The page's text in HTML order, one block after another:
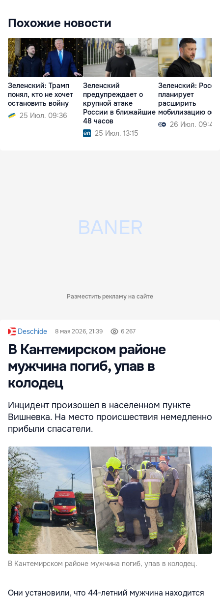
Похожие новости
Зеленский: Трамп
понял, кто не хочет
остановить войну
25 Июл. 09:36
Зеленский
предупреждает о
крупной атаке
России в ближайшие
48 часов
25 Июл. 13:15
Зеленский:
планирует
расширить
мобилизацию
26 Июл. 09:49
Разместить рекламу на сайте
Deschide 8 мая 2026, 21:39 6 267
В Кантемирском районе
мужчина погиб, упав в
колодец
Инцидент произошел в населенном пункте
Вишневка. На место происшествия немедленно
прибыли спасатели.
В Кантемирском районе мужчина погиб, упав в колодец.
Они установили, что 44-летний мужчина находится